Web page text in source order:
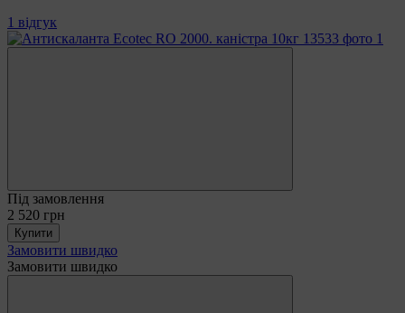
1 відгук
Під замовлення
2 520 грн
Купити
Замовити швидко
Замовити швидко